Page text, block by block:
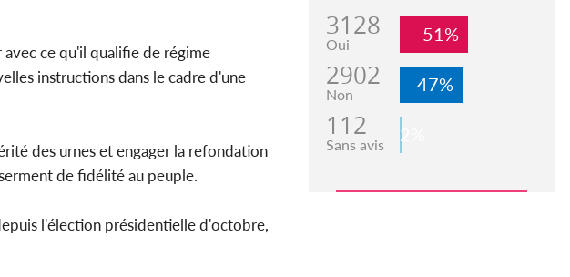
ce qu'il qualifie de régime
instructions dans le cadre d'une
des urnes et engager la refondation
de fidélité au peuple.
l'élection présidentielle d'octobre,
3128
Oui 51%
2902
Non 47%
112
Sans avis 2%